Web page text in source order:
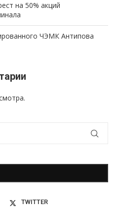
на 50% акций
ЧЭМК Антипова
TWITTER